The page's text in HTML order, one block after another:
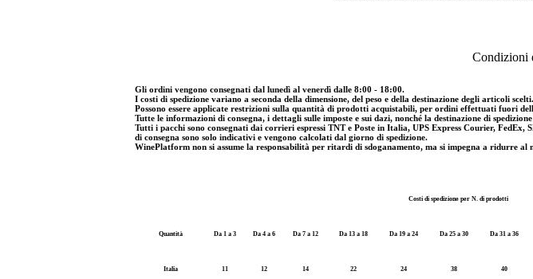
Condizioni
Gli ordini vengono consegnati dal lunedì al venerdì dalle 8:00 - 18:00.
I costi di spedizione variano a seconda della dimensione, del peso e della destinazione degli articoli scelti.
Possono essere applicate restrizioni sulla quantità di prodotti acquistabili, per ordini effettuati fuori
Tutte le informazioni di consegna, i dettagli sulle imposte e sui dazi, nonché la destinazione di
Tutti i pacchi sono consegnati dai corrieri espressi TNT e Poste in Italia, UPS Express Courier,
di consegna sono solo indicativi e vengono calcolati dal giorno di spedizione.
WinePlatform non si assume la responsabilità per ritardi di sdoganamento, ma si impegna a ridurre
Costi di spedizione per N. di prodotti
Quantità Da 1 a 3 Da 4 a 6 Da 7 a 12 Da 13 a 18 Da 19 a 24 Da 25 a 30 Da 31 a 36
Italia 11 12 14 22 24 38 40